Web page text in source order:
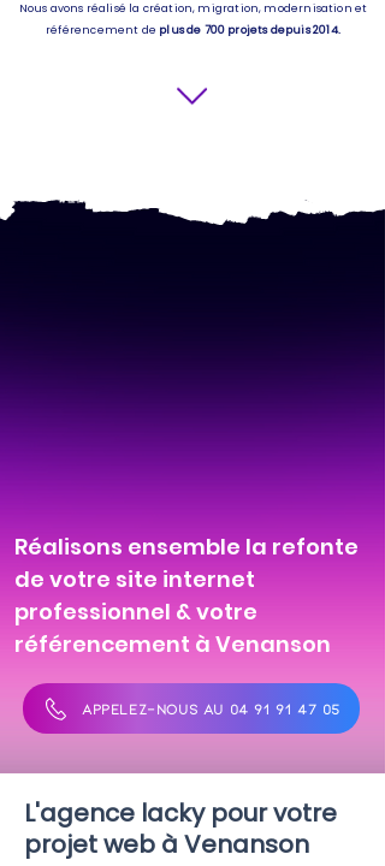
Nous avons réalisé la création, migration, modernisation et
référencement de plus de 700 projets depuis 2014.
Réalisons ensemble la refonte
de votre site internet
professionnel & votre
référencement à Venanson
APPELEZ-NOUS AU 04 91 91 47 05
L'agence lacky pour votre
projet web à Venanson